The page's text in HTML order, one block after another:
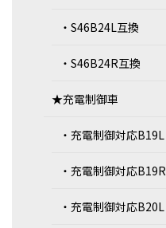
・S46B24L互換
・S46B24R互換
★充電制御車
・充電制御対応B19L
・充電制御対応B19R
・充電制御対応B20L